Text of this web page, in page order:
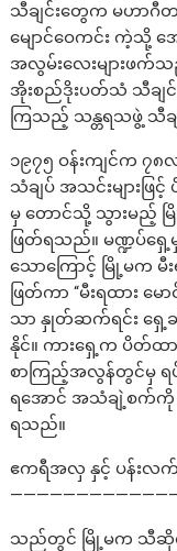
သီချင်းတွေက မဟာဂီတ
မျောင်ဝေကင်း ကဲ့သို့ အ
အလွမ်းလေးများဖက်သ
အိုးစည်ဒိုးပတ်သံ သီချင်
ကြသည့် သန္တရသဖွဲ့ သီချ
၁၉၇၅ ဝန်းကျင်က ၇၈
သံချပ် အသင်းများဖ
မှ တောင်သို့ သွားမည့် မ
ဖြတ်ရသည်။ မဏ္ဍပ်ရှေ့
သောကြောင့် မြို့မက မီး
ဖြတ်ကာ “မီးရထား မ
သာ နှုတ်ဆက်ရင်း ရှေ့
နိုင်။ ကားရှေ့က ပိတ်ထ
စာကြည့်အလွန်တွင်မှ ရ
ရအောင် အသံချဲ့စက်ကို
ရသည်။
ဧကရီအလှ နှင့် ပန်းလ
သည်တွင် မြို့မက သီဆိုတီ